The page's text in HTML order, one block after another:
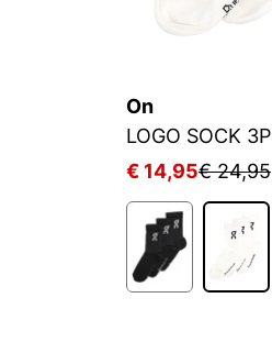
On
LOGO SOCK 3P
€ 14,95€ 24,95